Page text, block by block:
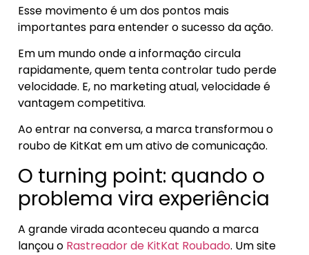
Esse movimento é um dos pontos mais
importantes para entender o sucesso da ação.
Em um mundo onde a informação circula
rapidamente, quem tenta controlar tudo perde
velocidade. E, no marketing atual, velocidade é
vantagem competitiva.
Ao entrar na conversa, a marca transformou o
roubo de KitKat em um ativo de comunicação.
O turning point: quando o
problema vira experiência
A grande virada aconteceu quando a marca
lançou o Rastreador de KitKat Roubado. Um site